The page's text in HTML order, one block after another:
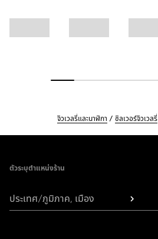
จิวเวลรี่และนาฬิกา ซิลเวอร์จิวเวลรี่
ตัวระบุตำแหน่งร้าน
ประเทศ/ภูมิภาค, เมือง